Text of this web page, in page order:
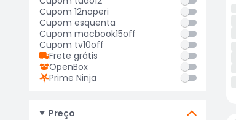
Cupom 12noperi
Cupom esquenta
Cupom macbook15off
Cupom tv10off
Frete grátis
OpenBox
Prime Ninja
Preço